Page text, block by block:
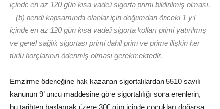
içinde en az 120 gün kısa vadeli sigorta primi bildirilmiş olması,
– (b) bendi kapsamında olanlar için doğumdan önceki 1 yıl
içinde en az 120 gün kısa vadeli sigorta kolları primi yatırılmış
ve genel sağlık sigortası primi dahil prim ve prime ilişkin her
türlü borçlarının ödenmiş olması gerekmektedir.
Emzirme ödeneğine hak kazanan sigortalılardan 5510 sayılı
kanunun 9’ uncu maddesine göre sigortalılığı sona erenlerin,
bu tarihten başlamak üzere 300 gün içinde çocukları doğarsa,